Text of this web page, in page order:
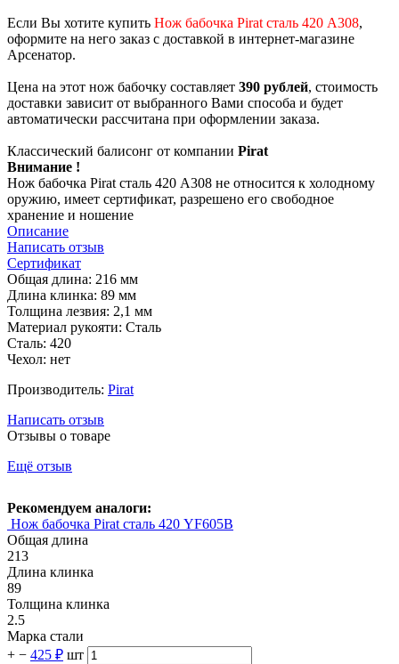
Если Вы хотите купить Нож бабочка Pirat сталь 420 A308,
оформите на него заказ с доставкой в интернет-магазине
Арсенатор.
Цена на этот нож бабочку составляет 390 рублей, стоимость
доставки зависит от выбранного Вами способа и будет
автоматически рассчитана при оформлении заказа.
Классический балисонг от компании Pirat
Внимание !
Нож бабочка Pirat сталь 420 A308 не относится к холодному
оружию, имеет сертификат, разрешено его свободное
хранение и ношение
Описание
Написать отзыв
Сертификат
Общая длина: 216 мм
Длина клинка: 89 мм
Толщина лезвия: 2,1 мм
Материал рукояти: Сталь
Сталь: 420
Чехол: нет
Производитель: Pirat
Написать отзыв
Отзывы о товаре
Ещё отзыв
Рекомендуем аналоги:
Нож бабочка Pirat сталь 420 YF605B
Общая длина
213
Длина клинка
89
Толщина клинка
2.5
Марка стали
+ − 425 ₽ шт